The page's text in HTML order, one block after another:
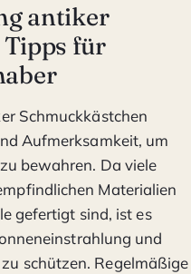
antiker
für
Schmuckkästchen
Aufmerksamkeit, um
bewahren. Da viele
Materialien
gefertigt sind, ist es
und
schützen. Regelmäßige